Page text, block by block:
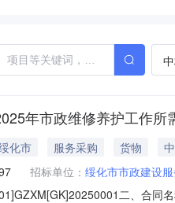
年市政维修养护工作
化市 服务采购 货物
招标单位： 绥化市市政建设
二、合同